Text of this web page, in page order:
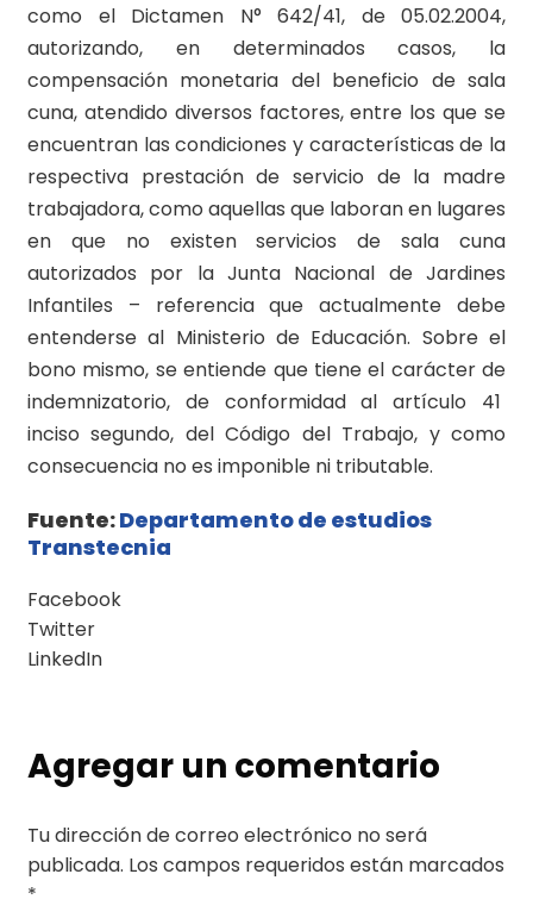
como el Dictamen N° 642/41, de 05.02.2004,
autorizando, en determinados casos, la
compensación monetaria del beneficio de sala
cuna, atendido diversos factores, entre los que se
encuentran las condiciones y características de la
respectiva prestación de servicio de la madre
trabajadora, como aquellas que laboran en lugares
en que no existen servicios de sala cuna
autorizados por la Junta Nacional de Jardines
Infantiles – referencia que actualmente debe
entenderse al Ministerio de Educación. Sobre el
bono mismo, se entiende que tiene el carácter de
indemnizatorio, de conformidad al artículo 41
inciso segundo, del Código del Trabajo, y como
consecuencia no es imponible ni tributable.
Fuente:Departamento de estudios
Transtecnia
Facebook
Twitter
LinkedIn
Agregar un comentario
Tu dirección de correo electrónico no será
publicada. Los campos requeridos están marcados
*